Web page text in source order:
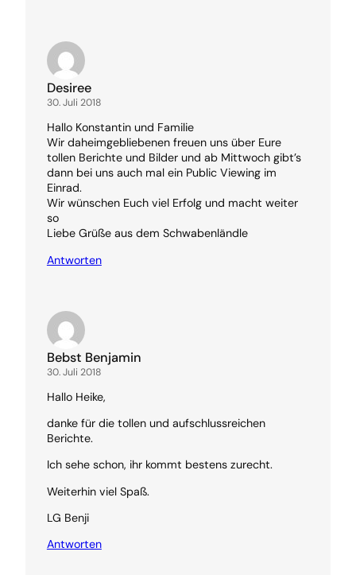
Desiree
30. Juli 2018
Hallo Konstantin und Familie
Wir daheimgebliebenen freuen uns über Eure
tollen Berichte und Bilder und ab Mittwoch gibt’s
dann bei uns auch mal ein Public Viewing im
Einrad.
Wir wünschen Euch viel Erfolg und macht weiter
so
Liebe Grüße aus dem Schwabenländle
Antworten
Bebst Benjamin
30. Juli 2018
Hallo Heike,
danke für die tollen und aufschlussreichen
Berichte.
Ich sehe schon, ihr kommt bestens zurecht.
Weiterhin viel Spaß.
LG Benji
Antworten